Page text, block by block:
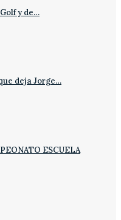
y de…
deja Jorge…
ESCUELA